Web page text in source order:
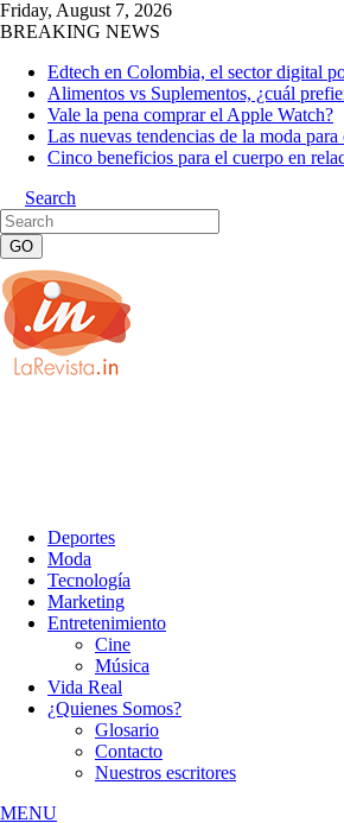
Friday, August 7, 2026
BREAKING NEWS
Edtech en Colombia, el sector digital
Alimentos vs Suplementos, ¿cuál
Vale la pena comprar el Apple Watch?
Las nuevas tendencias de la moda para
Cinco beneficios para el cuerpo en
Search
Deportes
Moda
Tecnología
Marketing
Entretenimiento
Cine
Música
Vida Real
¿Quienes Somos?
Glosario
Contacto
Nuestros escritores
MENU